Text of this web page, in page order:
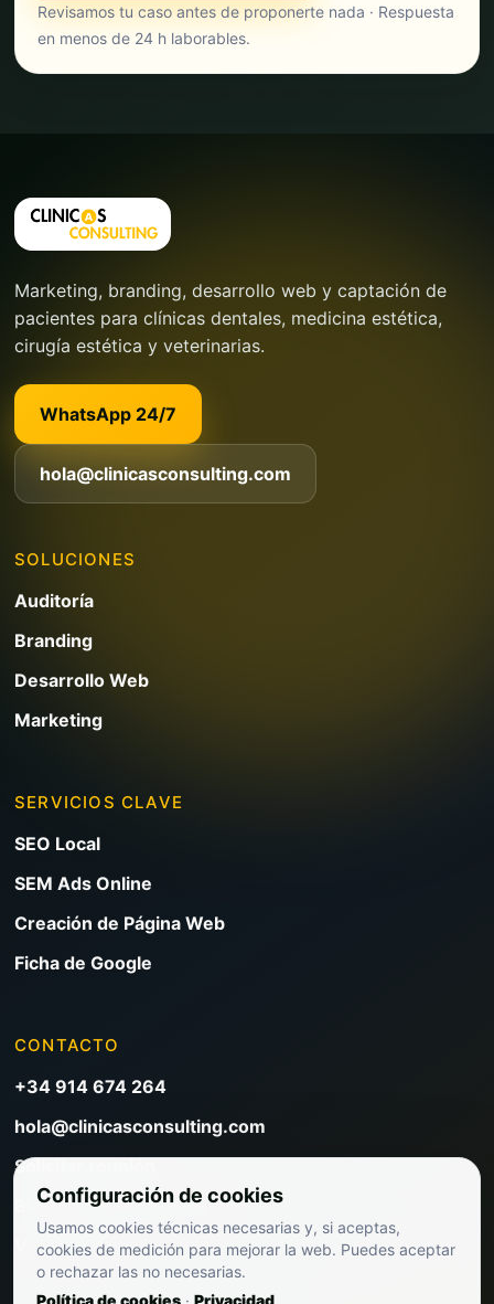
Revisamos tu caso antes de proponerte nada · Respuesta
en menos de 24 h laborables.
Marketing, branding, desarrollo web y captación de
pacientes para clínicas dentales, medicina estética,
cirugía estética y veterinarias.
WhatsApp 24/7
hola@clinicasconsulting.com
SOLUCIONES
Auditoría
Branding
Desarrollo Web
Marketing
SERVICIOS CLAVE
SEO Local
SEM Ads Online
Creación de Página Web
Ficha de Google
CONTACTO
+34 914 674 264
hola@clinicasconsulting.com
Solicitar reunión
Blog de marketing clínico
Ver precios
Configuración de cookies
Usamos cookies técnicas necesarias y, si aceptas,
cookies de medición para mejorar la web. Puedes aceptar
o rechazar las no necesarias.
Política de cookies · Privacidad